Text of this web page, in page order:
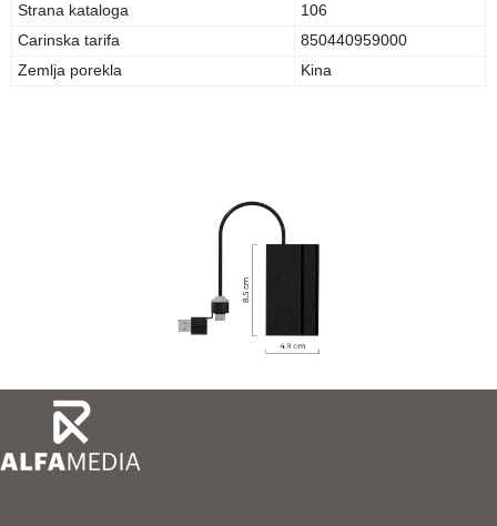
Strana kataloga
106
Carinska tarifa
850440959000
Zemlja porekla
Kina